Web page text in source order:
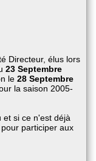
Directeur, élus lors
23 Septembre
le28 Septembre
la saison 2005-
et si ce n'est déjà
participer aux